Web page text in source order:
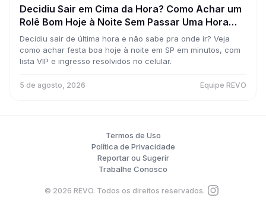
Decidiu Sair em Cima da Hora? Como Achar um
Rolê Bom Hoje à Noite Sem Passar Uma Hora
Pesquisando
Decidiu sair de última hora e não sabe pra onde ir? Veja
como achar festa boa hoje à noite em SP em minutos, com
lista VIP e ingresso resolvidos no celular.
5 de agosto, 2026 Equipe REVO
Termos de Uso
Política de Privacidade
Reportar ou Sugerir
Trabalhe Conosco
© 2026 REVO. Todos os direitos reservados.